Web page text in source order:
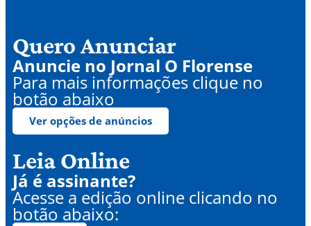
Quero Anunciar
Anuncie no Jornal O Florense
Para mais informações clique no
botão abaixo
Ver opções de anúncios
Leia Online
Já é assinante?
Acesse a edição online clicando no
botão abaixo: